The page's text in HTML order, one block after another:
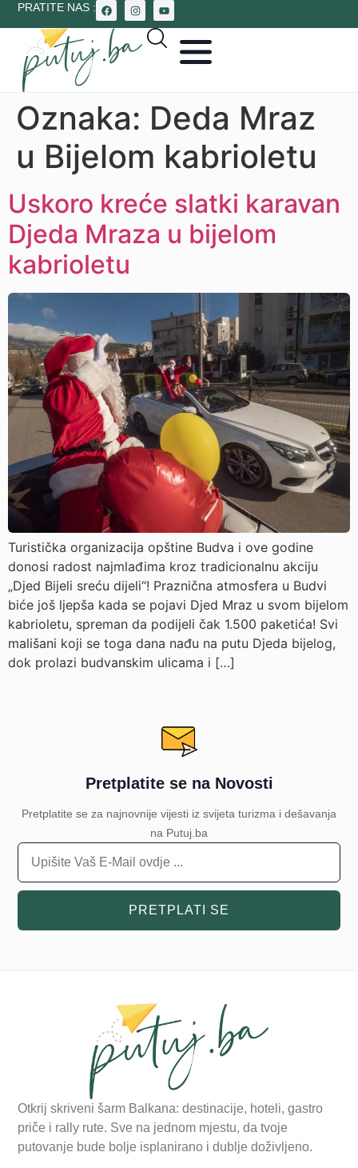
PRATITE NAS :
Oznaka: Deda Mraz
u Bijelom kabrioletu
Uskoro kreće slatki karavan
Djeda Mraza u bijelom
kabrioletu
Turistička organizacija opštine Budva i ove godine
donosi radost najmlađima kroz tradicionalnu akciju
„Djed Bijeli sreću dijeli“! Praznična atmosfera u Budvi
biće još ljepša kada se pojavi Djed Mraz u svom bijelom
kabrioletu, spreman da podijeli čak 1.500 paketića! Svi
mališani koji se toga dana nađu na putu Djeda bijelog,
dok prolazi budvanskim ulicama i […]
Pretplatite se na Novosti
Pretplatite se za najnovnije vijesti iz svijeta turizma i dešavanja
na Putuj.ba
PRETPLATI SE
Otkrij skriveni šarm Balkana: destinacije, hoteli, gastro
priče i rally rute. Sve na jednom mjestu, da tvoje
putovanje bude bolje isplanirano i dublje doživljeno.